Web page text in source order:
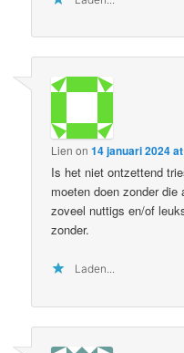
Lien on14 januari 2024
Is het niet ontzettend
moeten doen zonder
zoveel nuttigs en/of
zonder.
Laden...